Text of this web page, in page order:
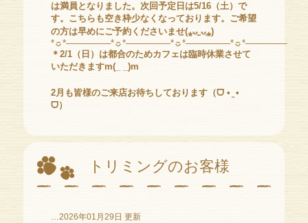
は満員となりました。次回予定日は5/16（土）で
す。こちらも空き枠少なくなっております。ご希望
の方は早めにご予約くださいませ(⁎ᴗ͈ˬᴗ͈⁎)
＊2/1（日）は都合のためカフェは臨時休業させて
いただきますm(_ _)m
2月も皆様のご来店お待ちしております（ᗜ • ̫ •
ᗜ）
トリミングのお客様
…2026年01月29日 更新